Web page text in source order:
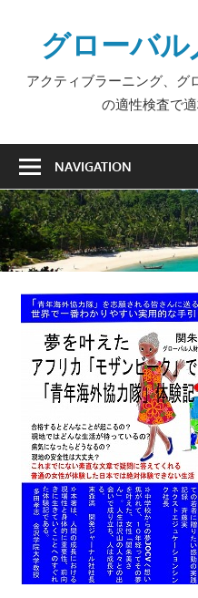
contentグローバ
アクティブラーニング、グ
の適性検査で
NAVIGATION